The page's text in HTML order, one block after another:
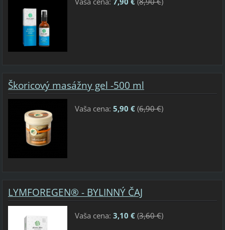
Škoricový masážny gel -500 ml
Vaša cena: 5,90 €(6,90 €)
LYMFOREGEN® - BYLINNÝ ČAJ
Vaša cena: 3,10 €(3,60 €)